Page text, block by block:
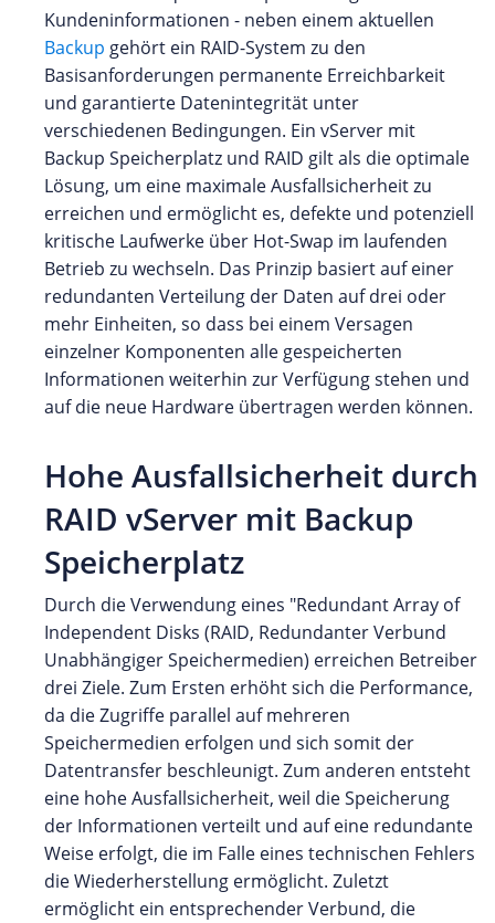
Kundeninformationen - neben einem aktuellen
Backup gehört ein RAID-System zu den
Basisanforderungen permanente Erreichbarkeit
und garantierte Datenintegrität unter
verschiedenen Bedingungen. Ein vServer mit
Backup Speicherplatz und RAID gilt als die optimale
Lösung, um eine maximale Ausfallsicherheit zu
erreichen und ermöglicht es, defekte und potenziell
kritische Laufwerke über Hot-Swap im laufenden
Betrieb zu wechseln. Das Prinzip basiert auf einer
redundanten Verteilung der Daten auf drei oder
mehr Einheiten, so dass bei einem Versagen
einzelner Komponenten alle gespeicherten
Informationen weiterhin zur Verfügung stehen und
auf die neue Hardware übertragen werden können.
Hohe Ausfallsicherheit durch
RAID vServer mit Backup
Speicherplatz
Durch die Verwendung eines "Redundant Array of
Independent Disks (RAID, Redundanter Verbund
Unabhängiger Speichermedien) erreichen Betreiber
drei Ziele. Zum Ersten erhöht sich die Performance,
da die Zugriffe parallel auf mehreren
Speichermedien erfolgen und sich somit der
Datentransfer beschleunigt. Zum anderen entsteht
eine hohe Ausfallsicherheit, weil die Speicherung
der Informationen verteilt und auf eine redundante
Weise erfolgt, die im Falle eines technischen Fehlers
die Wiederherstellung ermöglicht. Zuletzt
ermöglicht ein entsprechender Verbund, die